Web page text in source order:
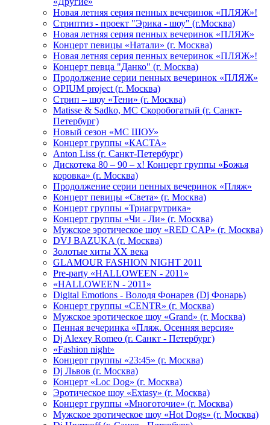
Новая летняя серия пенных вечеринок «ПЛЯЖ»!
Стриптиз - проект "Эрика - шоу" (г.Москва)
Новая летняя серия пенных вечеринок «ПЛЯЖ»
Концерт певицы «Натали» (г. Москва)
Новая летняя серия пенных вечеринок «ПЛЯЖ»!
Концерт певца "Данко" (г. Москва)
Продолжение серии пенных вечеринок «ПЛЯЖ»
OPIUM project (г. Москва)
Стрип – шоу «Тени» (г. Москва)
Matissе & Sadko, MC Скоробогатый (г. Санкт-
Петербург)
Новый сезон «МС ШОУ»
Концерт группы «КАСТА»
Anton Liss (г. Санкт-Петербург)
Дискотека 80 – 90 – х! Концерт группы «Божья
коровка» (г. Москва)
Продолжение серии пенных вечеринок «Пляж»
Концерт певицы «Света» (г. Москва)
Концерт группы «Триагрутрика»
Концерт группы «Чи - Ли» (г. Москва)
Мужское эротическое шоу «RED CAP» (г. Москва)
DVJ BAZUKA (г. Москва)
Золотые хиты XX века
GLAMOUR FASHION NIGHT 2011
Pre-party «HALLOWEEN - 2011»
«HALLOWEEN - 2011»
Digital Emotions - Володя Фонарев (Dj Фонарь)
Концерт группы «CENTR» (г. Москва)
Мужское эротическое шоу «Grand» (г. Москва)
Пенная вечеринка «Пляж. Осенняя версия»
Dj Alexey Romeo (г. Санкт - Петербург)
«Fashion night»
Концерт группы «23:45» (г. Москва)
Dj Львов (г. Москва)
Концерт «Loc Dog» (г. Москва)
Эротическое шоу «Extasy» (г. Москва)
Концерт группы «Многоточие» (г. Москва)
Мужское эротическое шоу «Hot Dogs» (г. Москва)